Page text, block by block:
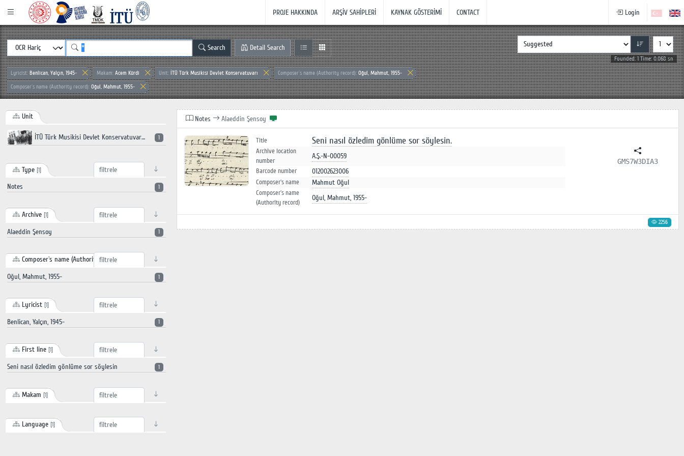
PROJE HAKKINDA ARŞİV SAHİPLERİ KAYNAK GÖSTERİMİ CONTACT Login
Search Detail Search
Lyricist: Benlican, Yalçın, 1945- Makam: Acem Kürdi Unit: İTÜ Türk Musikisi Devlet Konservatuvarı Composer`s name (Authority record): Oğul, Mahmut, 1955-
Composer`s name (Authority record): Oğul, Mahmut, 1955-
Founded: 1 Time: 0.068 sn
Unit
İTÜ Türk Musikisi Devlet Konservatuvarı 1
Type [1]
Notes 1
Archive [1]
Alaeddin Şensoy 1
Composer`s name (Authority record)
Oğul, Mahmut, 1955- 1
Lyricist [1]
Benlican, Yalçın, 1945- 1
First line [1]
Seni nasıl özledim gönlüme sor söylesin 1
Makam [1]
Language [1]
Notes Alaeddin Şensoy
Title Seni nasıl özledim gönlüme sor söylesin.
Archive location
number
A.Ş.-N-00059
Barcode number 012002623006
Composer`s name Mahmut Oğul
Composer`s name
(Authority record)
Oğul, Mahmut, 1955-
GMS7W3DIA3
2256